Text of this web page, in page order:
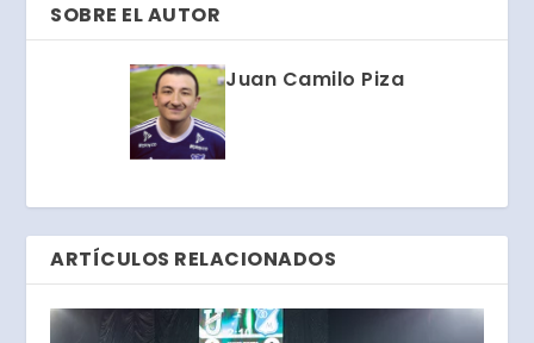
SOBRE EL AUTOR
Juan Camilo Piza
ARTÍCULOS RELACIONADOS